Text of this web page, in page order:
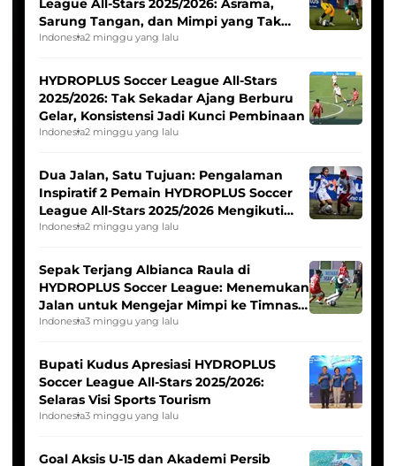
League All-Stars 2025/2026: Asrama,
Sarung Tangan, dan Mimpi yang Tak
Pernah Padam
Indonesia2 minggu yang lalu
HYDROPLUS Soccer League All-Stars
2025/2026: Tak Sekadar Ajang Berburu
Gelar, Konsistensi Jadi Kunci Pembinaan
Indonesia2 minggu yang lalu
Dua Jalan, Satu Tujuan: Pengalaman
Inspiratif 2 Pemain HYDROPLUS Soccer
League All-Stars 2025/2026 Mengikuti
Seleksi Timnas Indonesia Putri
Indonesia2 minggu yang lalu
Sepak Terjang Albianca Raula di
HYDROPLUS Soccer League: Menemukan
Jalan untuk Mengejar Mimpi ke Timnas
Indonesia Putri
Indonesia3 minggu yang lalu
Bupati Kudus Apresiasi HYDROPLUS
Soccer League All-Stars 2025/2026:
Selaras Visi Sports Tourism
Indonesia3 minggu yang lalu
Goal Aksis U-15 dan Akademi Persib